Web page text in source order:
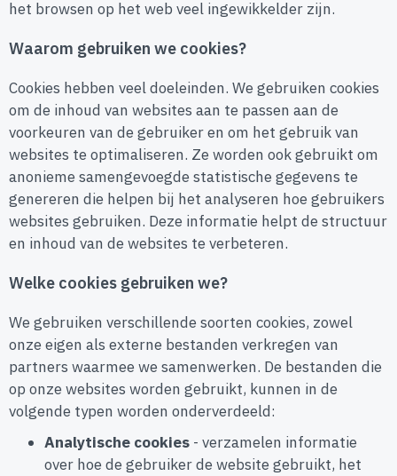
het browsen op het web veel ingewikkelder zijn.
Waarom gebruiken we cookies?
Cookies hebben veel doeleinden. We gebruiken cookies
om de inhoud van websites aan te passen aan de
voorkeuren van de gebruiker en om het gebruik van
websites te optimaliseren. Ze worden ook gebruikt om
anonieme samengevoegde statistische gegevens te
genereren die helpen bij het analyseren hoe gebruikers
websites gebruiken. Deze informatie helpt de structuur
en inhoud van de websites te verbeteren.
Welke cookies gebruiken we?
We gebruiken verschillende soorten cookies, zowel
onze eigen als externe bestanden verkregen van
partners waarmee we samenwerken. De bestanden die
op onze websites worden gebruikt, kunnen in de
volgende typen worden onderverdeeld:
Analytische cookies - verzamelen informatie
over hoe de gebruiker de website gebruikt, het